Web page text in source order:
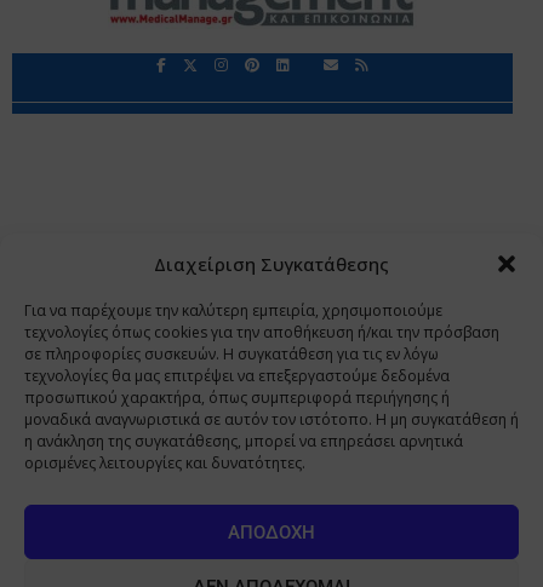
Διαχείριση Συγκατάθεσης
Για να παρέχουμε την καλύτερη εμπειρία, χρησιμοποιούμε
τεχνολογίες όπως cookies για την αποθήκευση ή/και την πρόσβαση
σε πληροφορίες συσκευών. Η συγκατάθεση για τις εν λόγω
τεχνολογίες θα μας επιτρέψει να επεξεργαστούμε δεδομένα
προσωπικού χαρακτήρα, όπως συμπεριφορά περιήγησης ή
μοναδικά αναγνωριστικά σε αυτόν τον ιστότοπο. Η μη συγκατάθεση ή
η ανάκληση της συγκατάθεσης, μπορεί να επηρεάσει αρνητικά
ορισμένες λειτουργίες και δυνατότητες.
ΑΠΟΔΟΧΉ
Copyright 2009 - 2026 © Χαραμή Α.Ε.
www.PharmaManage.gr • www.HealthExpo.gr • www.YO.gr
•
www.GreekShares.com • www.eLearning-
PharmaManage.gr • www.Charami-SA.gr
Με την παραμονή σας σε αυτή δηλώνετε,
προβλέπονται από τις διατάξεις της παραγράφου 6 του άρθρου 22 του